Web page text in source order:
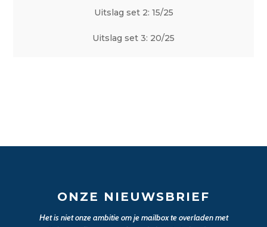
Uitslag set 2: 15/25
Uitslag set 3: 20/25
ONZE NIEUWSBRIEF
Het is niet onze ambitie om je mailbox te overladen met